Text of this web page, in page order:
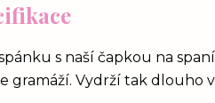
s naší čapkou na
gramáží. Vydrží tak dlouho